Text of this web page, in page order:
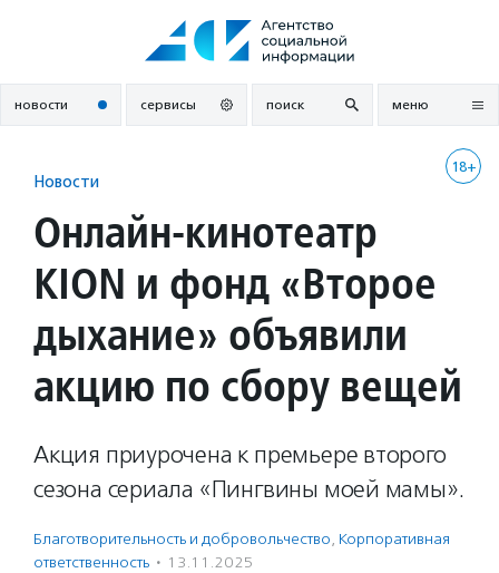
новости сервисы поиск меню
18+
Новости
Онлайн-кинотеатр
KION и фонд «Второе
дыхание» объявили
акцию по сбору вещей
Акция приурочена к премьере второго
сезона сериала «Пингвины моей мамы».
Благотвори­тель­ность и доброволь­чест­во, Корпоративная
ответственность · 13.11.2025